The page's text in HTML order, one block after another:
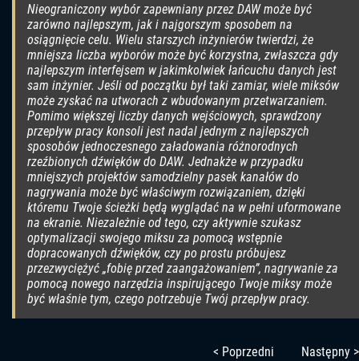
Nieograniczony wybór zapewniany przez DAW może być
zarówno najlepszym, jak i najgorszym sposobem na
osiągnięcie celu. Wielu starszych inżynierów twierdzi, że
mniejsza liczba wyborów może być korzystna, zwłaszcza gdy
najlepszym interfejsem w jakimkolwiek łańcuchu danych jest
sam inżynier. Jeśli od początku był taki zamiar, wiele miksów
może zyskać na utworach z wbudowanym przetwarzaniem.
Pomimo większej liczby danych wejściowych, sprawdzony
przepływ pracy konsoli jest nadal jednym z najlepszych
sposobów jednoczesnego załadowania różnorodnych
rzeźbionych dźwięków do DAW. Jednakże w przypadku
mniejszych projektów samodzielny pasek kanałów do
nagrywania może być właściwym rozwiązaniem, dzięki
któremu Twoje ścieżki będą wyglądać na w pełni uformowane
na ekranie. Niezależnie od tego, czy aktywnie szukasz
optymalizacji swojego miksu za pomocą wstępnie
dopracowanych dźwięków, czy po prostu próbujesz
przezwyciężyć „fobię przed zaangażowaniem”, nagrywanie za
pomocą nowego narzędzia inspirującego Twoje miksy może
być właśnie tym, czego potrzebuje Twój przepływ pracy.
< Poprzedni Następny >